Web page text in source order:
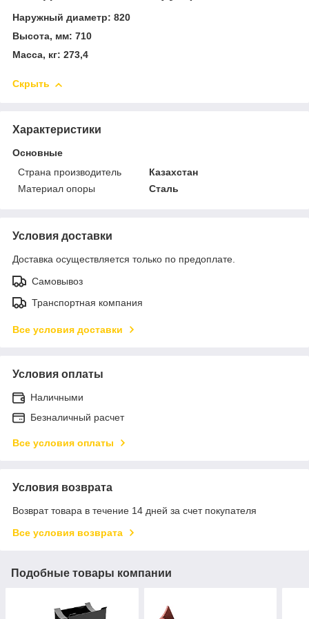
Наружный диаметр: 820
Высота, мм: 710
Масса, кг: 273,4
Скрыть
Характеристики
Основные
Страна производитель
Казахстан
Материал опоры
Сталь
Условия доставки
Доставка осуществляется только по предоплате.
Самовывоз
Транспортная компания
Все условия доставки
Условия оплаты
Наличными
Безналичный расчет
Все условия оплаты
Условия возврата
Возврат товара в течение 14 дней за счет покупателя
Все условия возврата
Подобные товары компании